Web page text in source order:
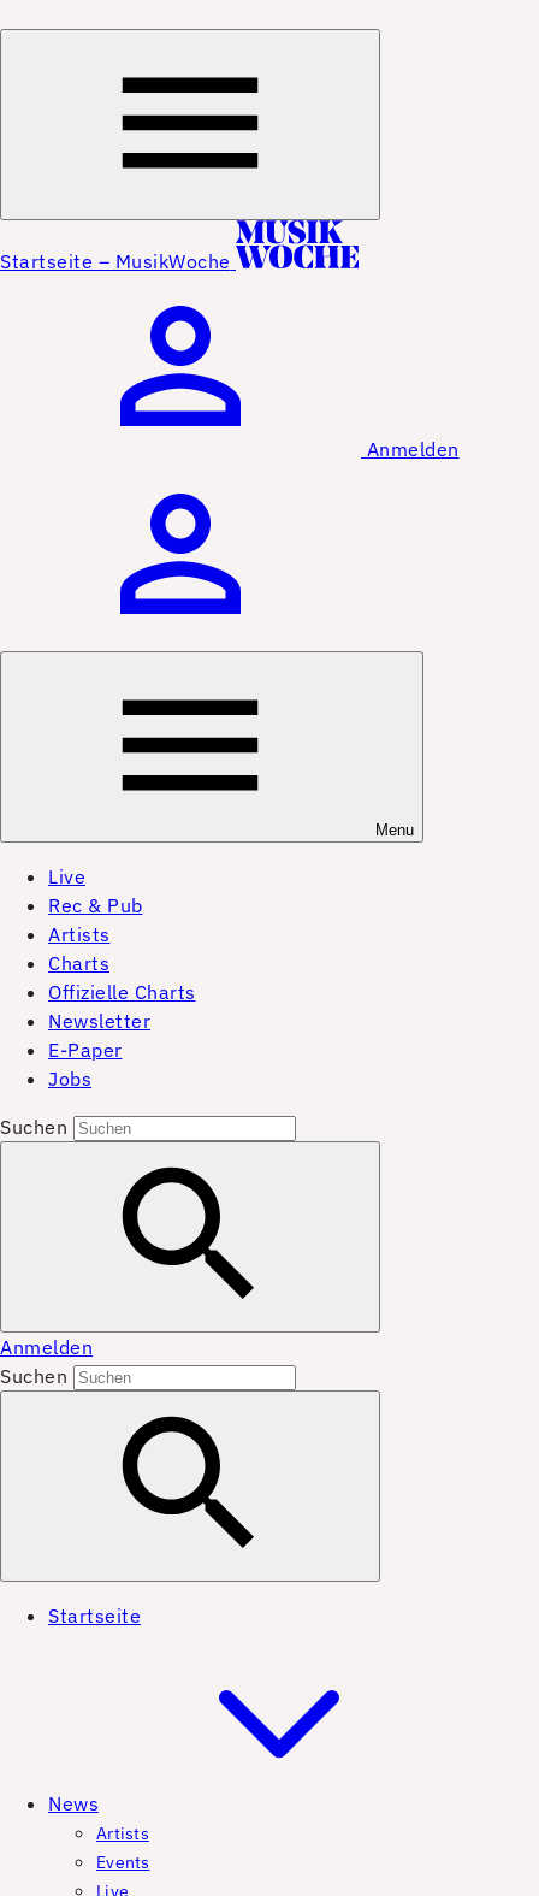
Startseite – MusikWoche
Anmelden
Menu
Live
Rec & Pub
Artists
Charts
Offizielle Charts
Newsletter
E-Paper
Jobs
Suchen
Anmelden
Suchen
Startseite
News
Artists
Events
Live